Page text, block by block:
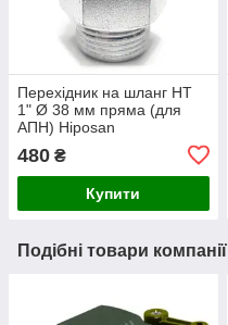
Перехідник на шланг НТ
1" Ø 38 мм пряма (для
АПН) Hiposan
480 ₴
Купити
Подібні товари компанії